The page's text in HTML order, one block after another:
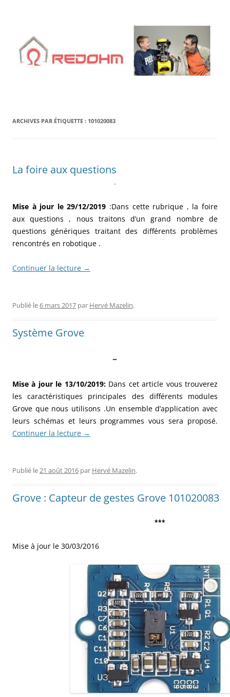
ARCHIVES PAR ÉTIQUETTE : 101020083
La foire aux questions
.
Mise à jour le 29/12/2019 :Dans cette rubrique , la foire
aux questions , nous traitons d’un grand nombre de
questions génériques traitant des différents problèmes
rencontrés en robotique .
Continuer la lecture →
Publié le6 mars 2017 par Hervé Mazelin.
Système Grove
–
Mise à jour le 13/10/2019:Dans cet article vous trouverez
les caractéristiques principales des différents modules
Grove que nous utilisons .Un ensemble d’application avec
leurs schémas et leurs programmes vous sera proposé.
Continuer la lecture →
Publié le 21 août 2016 par Hervé Mazelin.
Grove : Capteur de gestes Grove 101020083
***
Mise à jour le 30/03/2016